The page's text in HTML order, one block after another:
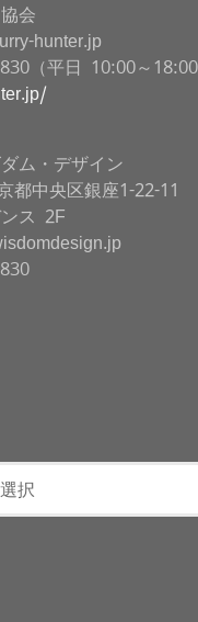
会
hunter.jp
（平日 10:00～18:00
ム・デザイン
都中央区銀座1-22-11
ス 2F